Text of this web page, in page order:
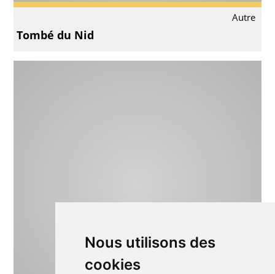
Nous utilisons des
cookies
Autre
Tombé du Nid